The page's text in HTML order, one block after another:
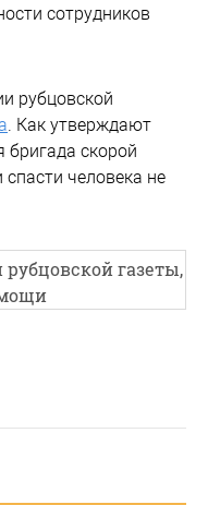
сотрудников
рубцовской
. Как утверждают
бригада скорой
человека не
газеты,